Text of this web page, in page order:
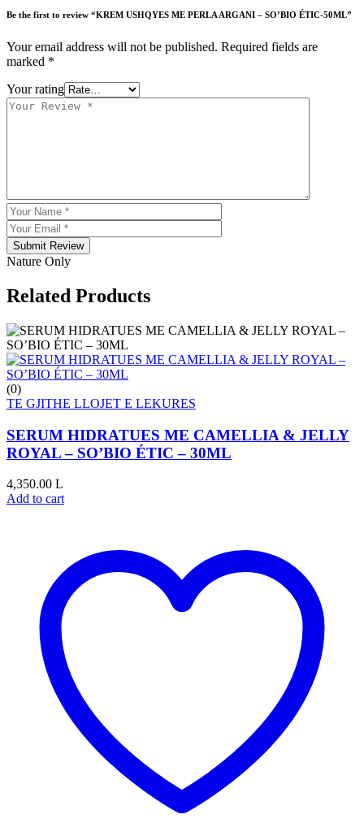
Be the first to review “KREM USHQYES ME PERLA ARGANI – SO’BIO ÉTIC-50ML”
Your email address will not be published. Required fields are
marked *
Your rating
Submit Review
Nature Only
Related Products
(0)
TE GJITHE LLOJET E LEKURES
SERUM HIDRATUES ME CAMELLIA & JELLY
ROYAL – SO’BIO ÉTIC – 30ML
4,350.00 L
Add to cart